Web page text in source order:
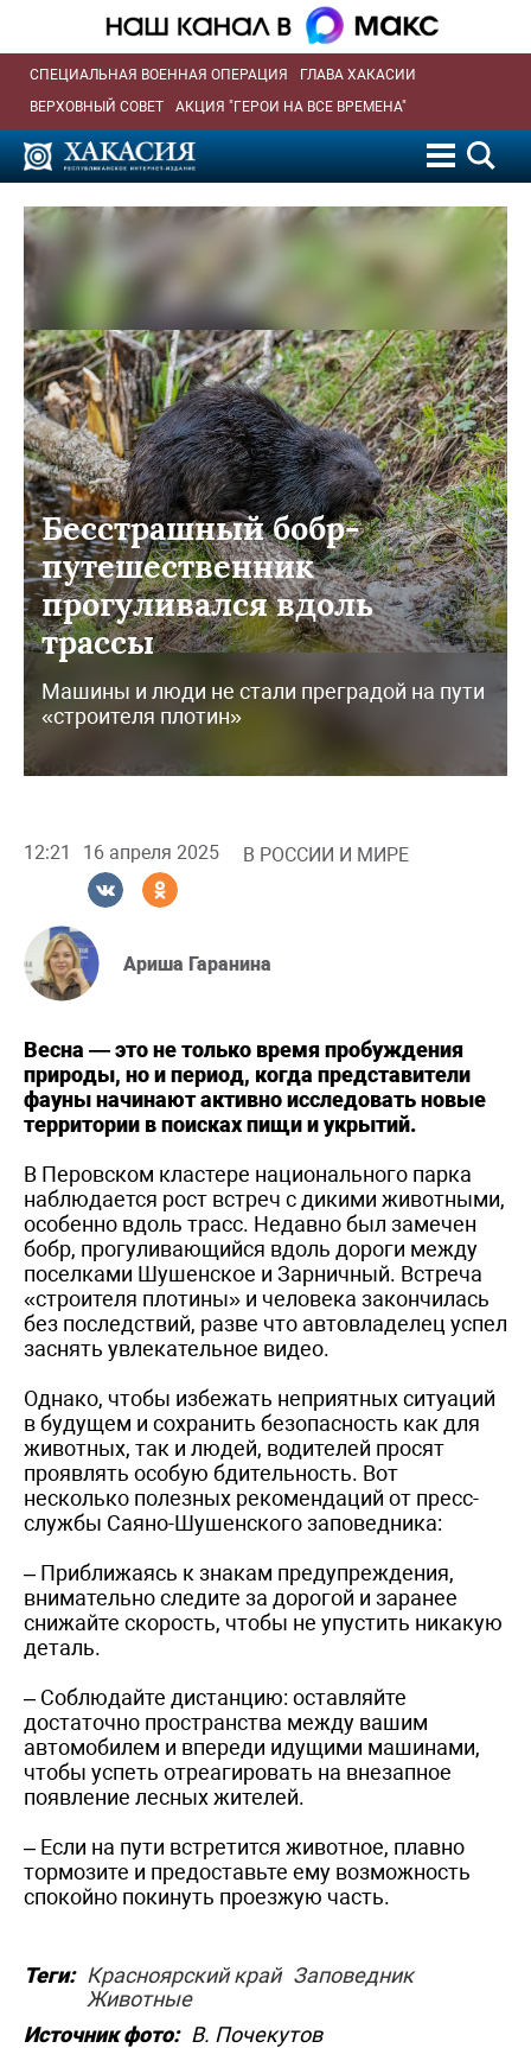
СПЕЦИАЛЬНАЯ ВОЕННАЯ ОПЕРАЦИЯ
ГЛАВА ХАКАСИИ
ВЕРХОВНЫЙ СОВЕТ
АКЦИЯ "ГЕРОИ НА ВСЕ ВРЕМЕНА"
Бесстрашный бобр-
путешественник
прогуливался вдоль
трассы
Машины и люди не стали преградой на пути
«строителя плотин»
12:21 16 апреля 2025 В РОССИИ И МИРЕ
Ариша Гаранина
Весна — это не только время пробуждения
природы, но и период, когда представители
фауны начинают активно исследовать новые
территории в поисках пищи и укрытий.
В Перовском кластере национального парка
наблюдается рост встреч с дикими животными,
особенно вдоль трасс. Недавно был замечен
бобр, прогуливающийся вдоль дороги между
поселками Шушенское и Зарничный. Встреча
«строителя плотины» и человека закончилась
без последствий, разве что автовладелец успел
заснять увлекательное видео.
Однако, чтобы избежать неприятных ситуаций
в будущем и сохранить безопасность как для
животных, так и людей, водителей просят
проявлять особую бдительность. Вот
несколько полезных рекомендаций от пресс-
службы Саяно-Шушенского заповедника:
– Приближаясь к знакам предупреждения,
внимательно следите за дорогой и заранее
снижайте скорость, чтобы не упустить никакую
деталь.
– Соблюдайте дистанцию: оставляйте
достаточно пространства между вашим
автомобилем и впереди идущими машинами,
чтобы успеть отреагировать на внезапное
появление лесных жителей.
– Если на пути встретится животное, плавно
тормозите и предоставьте ему возможность
спокойно покинуть проезжую часть.
Теги: Красноярский край Заповедник
Животные
Источник фото: В. Почекутов